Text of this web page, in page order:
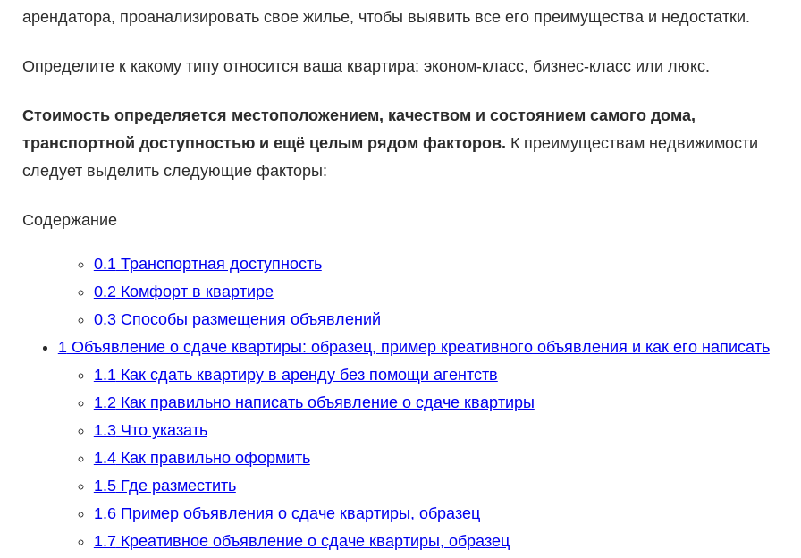
арендатора, проанализировать свое жилье, чтобы выявить все его преимущества и недостатки.
Определите к какому типу относится ваша квартира: эконом-класс, бизнес-класс или люкс.
Стоимость определяется местоположением, качеством и состоянием самого дома,
транспортной доступностью и ещё целым рядом факторов. К преимуществам недвижимости
следует выделить следующие факторы:
Содержание
0.1Транспортная доступность
0.2Комфорт в квартире
0.3Способы размещения объявлений
1Объявление о сдаче квартиры: образец, пример креативного объявления и как его написать
1.1Как сдать квартиру в аренду без помощи агентств
1.2Как правильно написать объявление о сдаче квартиры
1.3Что указать
1.4Как правильно оформить
1.5Где разместить
1.6Пример объявления о сдаче квартиры, образец
1.7Креативное объявление о сдаче квартиры, образец